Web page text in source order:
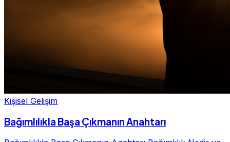
Kişisel Gelişim
Bağımlılıkla Başa Çıkmanın Anahtarı